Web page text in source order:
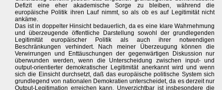
Defizit eine eher akademische Sorge zu bleiben, während die
europäische Politik ihren Lauf nimmt, so als ob es auf Legitimität nicht
ankäme.
Das ist in doppelter Hinsicht bedauerlich, da es eine klare Wahrnehmung
und überzeugende öffentliche Darstellung sowohl der grundlegenden
Legitimität europäischer Politik als auch ihrer notwendigen
Beschränkungen verhindert. Nach meiner Überzeugung können die
Verwirrungen und Enttäuschungen der gegenwärtigen Diskussion nur
überwunden werden, wenn die Unterscheidung zwischen input- und
output-orientierter demokratischer Legitimität anerkannt wird und wenn
sich die Einsicht durchsetzt, daß das europäische politische System sich
grundlegend von nationalen Demokratien unterscheidet, da es derzeit nur
Output-Legitimation erreichen kann. Unverzichtbar ist insbesondere die